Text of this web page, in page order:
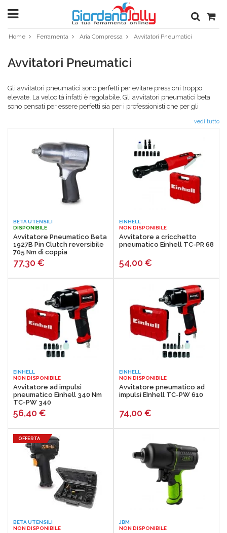
Home Ferramenta Aria Compressa Avvitatori Pneumatici
Avvitatori Pneumatici
Gli avvitatori pneumatici sono perfetti per evitare pressioni troppo
elevate. La velocità infatti è regolabile. Gli avvitatori pneumatici beta
sono pensati per essere perfetti sia per i professionisti che per gli
utensili ad aria compressa
maggiore manualità anche a chi si approccia per la prima volta con
un utensile del genere e permette di lavorare in sicurezza anche ai
meno esperti. Gli avvitatori pneumatici professionali di Giordano Jolly
sono leggero e comodi studiati per essere utilizzati anche per un
tempo prolungato. Il peso ridotto e l'impugantura ergonomica
rendono questi utensili perfetti per tutte le esigenze. Scegli l'avvitatore
perfetto per te nella vasta gamma di ferramenta messa a tua
disposizione da Giordano Jolly. Gli esperti della fettamenta online
catalogo.
vedi tutto
BETA UTENSILI
DISPONIBILE
Avvitatore Pneumatico Beta
1927B Pin Clutch reversibile
705 Nm di coppia
77,30 €
EINHELL
NON DISPONIBILE
Avvitatore a cricchetto
pneumatico Einhell TC-PR 68
54,00 €
EINHELL
NON DISPONIBILE
Avvitatore ad impulsi
pneumatico Einhell 340 Nm
TC-PW 340
56,40 €
EINHELL
NON DISPONIBILE
Avvitatore pneumatico ad
impulsi EInhell TC-PW 610
74,00 €
OFFERTA
BETA UTENSILI
NON DISPONIBILE
JBM
NON DISPONIBILE